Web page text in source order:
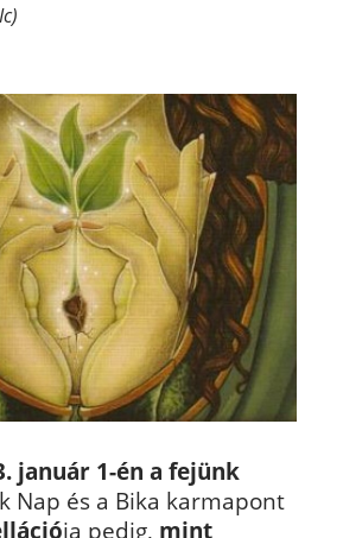
január 1-én a fejünk
Nap és a Bika karmapont
ja pedig, mint